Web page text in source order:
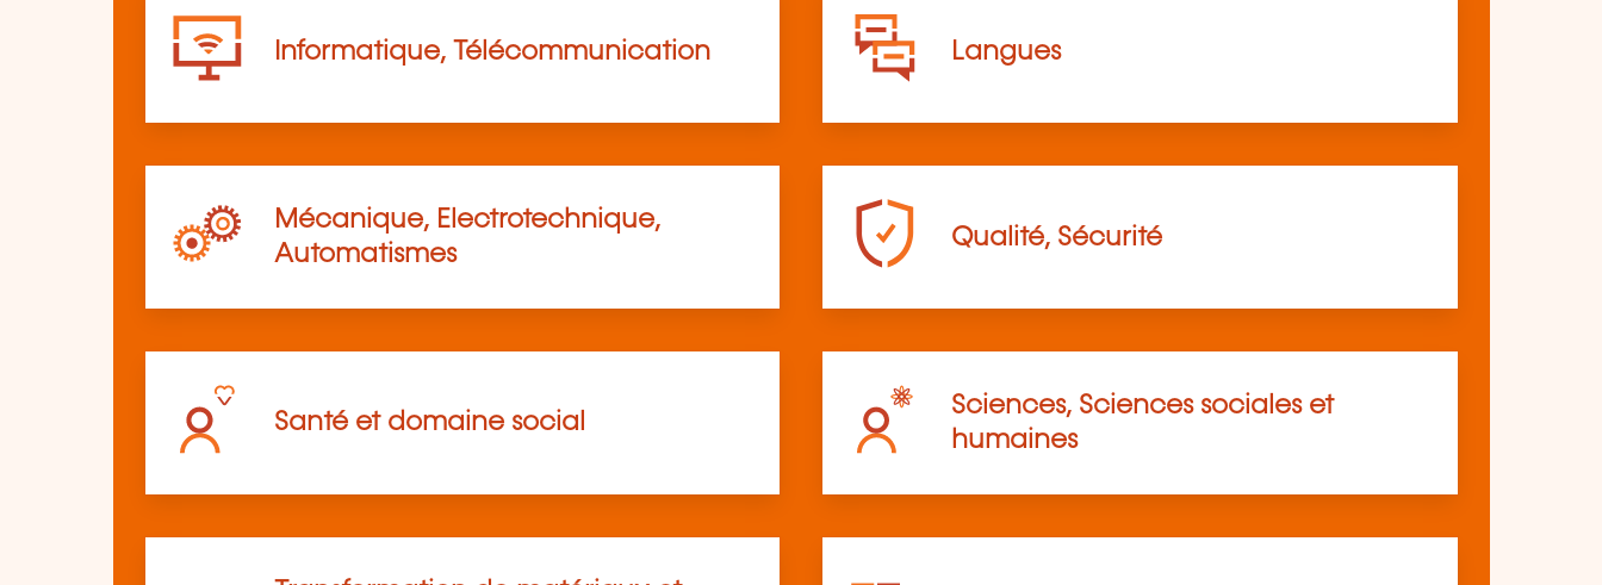
Informatique, Télécommunication Langues
Mécanique, Electrotechnique,
Automatismes
Qualité, Sécurité
Santé et domaine social
Sciences, Sciences sociales et
humaines